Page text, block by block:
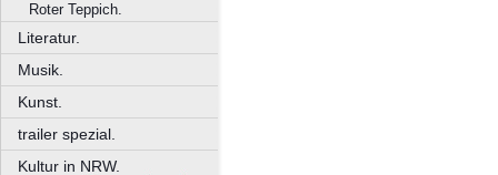
Roter Teppich.
Literatur.
Musik.
Kunst.
trailer spezial.
Kultur in NRW.